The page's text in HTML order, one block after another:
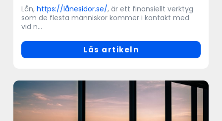
Lån, https://lånesidor.se/, är ett finansiellt verktyg
som de flesta människor kommer i kontakt med
vid n...
Läs artikeln